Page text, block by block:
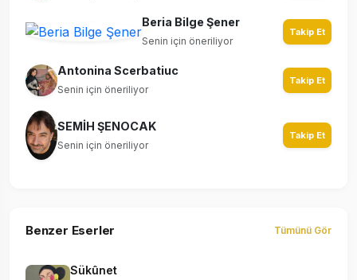
Beria Bilge Şener
Senin için öneriliyor
Takip Et
Antonina Scerbatiuc
Senin için öneriliyor
Takip Et
SEMİH ŞENOCAK
Senin için öneriliyor
Takip Et
Benzer Eserler Tümünü Gör
Sükûnet